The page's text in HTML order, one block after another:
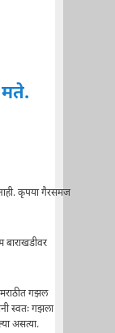
मते.
कृपया गैरसमज
गझल
स्वतः गझला
असत्या.